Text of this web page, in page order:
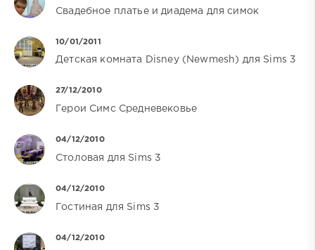
Свадебное платье и диадема для симок
10/01/2011
Детская комната Disney (Newmesh) для Sims 3
27/12/2010
Герои Симс Средневековье
04/12/2010
Столовая для Sims 3
04/12/2010
Гостиная для Sims 3
04/12/2010